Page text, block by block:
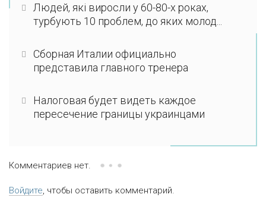
Людей, які виросли у 60-80-х роках,
турбують 10 проблем, до яких молод...
Сборная Италии официально
представила главного тренера
Налоговая будет видеть каждое
пересечение границы украинцами
Комментариев нет.
Войдите, чтобы оставить комментарий.